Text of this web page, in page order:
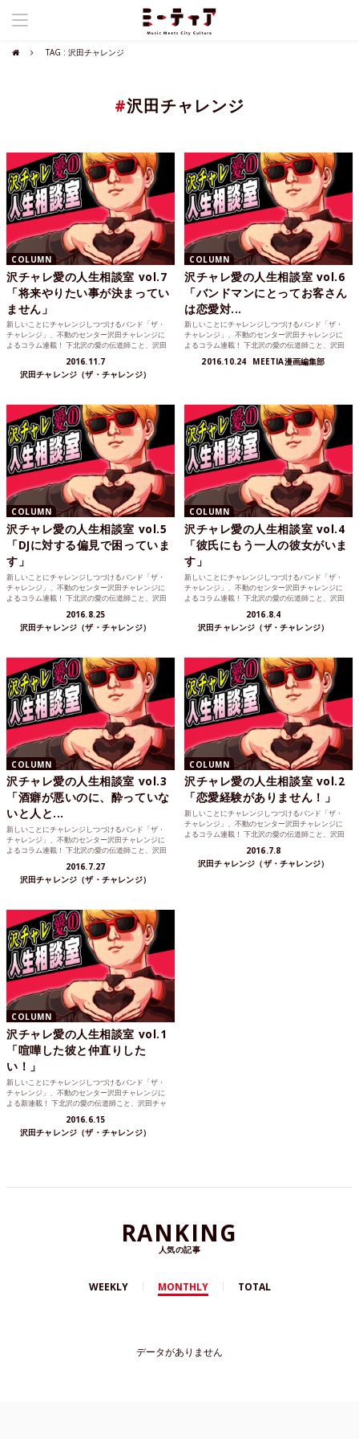
TAG : 沢田チャレンジ
#沢田チャレンジ
COLUMN
沢チャレ愛の人生相談室 vol.7
「将来やりたい事が決まってい
ません」
新しいことにチャレンジしつづけるバンド「ザ・
チャレンジ」、不動のセンター沢田チャレンジに
よるコラム連載！ 下北沢の愛の伝道師こと、沢田
2016.11.7
沢田チャレンジ（ザ・チャレンジ）
COLUMN
沢チャレ愛の人生相談室 vol.6
「バンドマンにとってお客さん
は恋愛対...
新しいことにチャレンジしつづけるバンド「ザ・
チャレンジ」、不動のセンター沢田チャレンジに
よるコラム連載！ 下北沢の愛の伝道師こと、沢田
2016.10.24 MEETIA漫画編集部
COLUMN
沢チャレ愛の人生相談室 vol.5
「DJに対する偏見で困っていま
す」
新しいことにチャレンジしつづけるバンド「ザ・
チャレンジ」、不動のセンター沢田チャレンジに
よるコラム連載！ 下北沢の愛の伝道師こと、沢田
2016.8.25
沢田チャレンジ（ザ・チャレンジ）
COLUMN
沢チャレ愛の人生相談室 vol.4
「彼氏にもう一人の彼女がいま
す」
新しいことにチャレンジしつづけるバンド「ザ・
チャレンジ」、不動のセンター沢田チャレンジに
よるコラム連載！ 下北沢の愛の伝道師こと、沢田
2016.8.4
沢田チャレンジ（ザ・チャレンジ）
COLUMN
沢チャレ愛の人生相談室 vol.3
「酒癖が悪いのに、酔っていな
いと人と...
新しいことにチャレンジしつづけるバンド「ザ・
チャレンジ」、不動のセンター沢田チャレンジに
よるコラム連載！ 下北沢の愛の伝道師こと、沢田
2016.7.27
沢田チャレンジ（ザ・チャレンジ）
COLUMN
沢チャレ愛の人生相談室 vol.2
「恋愛経験がありません！」
新しいことにチャレンジしつづけるバンド「ザ・
チャレンジ」、不動のセンター沢田チャレンジに
よるコラム連載！ 下北沢の愛の伝道師こと、沢田
2016.7.8
沢田チャレンジ（ザ・チャレンジ）
COLUMN
沢チャレ愛の人生相談室 vol.1
「喧嘩した彼と仲直りした
い！」
新しいことにチャレンジしつづけるバンド「ザ・
チャレンジ」、不動のセンター沢田チャレンジに
よる新連載！ 下北沢の愛の伝道師こと、沢田チャ
2016.6.15
沢田チャレンジ（ザ・チャレンジ）
RANKING
人気の記事
WEEKLY MONTHLY TOTAL
データがありません